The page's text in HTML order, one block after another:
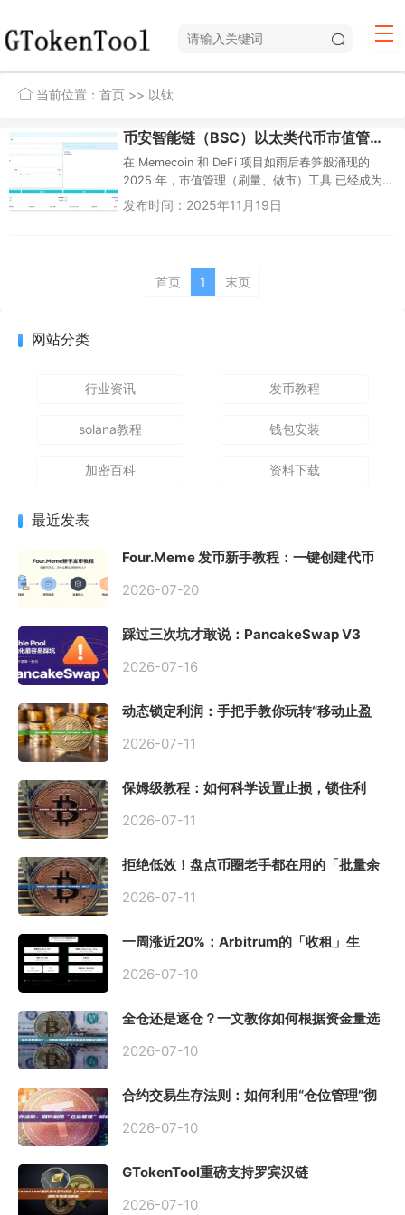
当前位置： 首页 >> 以钛
币安智能链（BSC）以太类代币市值管理机器人重磅升级！GTokenTool MarketBot 新版来袭
在 Memecoin 和 DeFi 项目如雨后春笋般涌现的
2025 年，市值管理（刷量、做市）工具 已经成为
项目方、上币团队和 KOL 必备的核心武器。近
发布时间：2025年11月19日
首页 1 末页
网站分类
行业资讯 发币教程
solana教程 钱包安装
加密百科 资料下载
最近发表
Four.Meme 发币新手教程：一键创建代币
2026-07-20
踩过三次坑才敢说：PancakeSwap V3
初始化
2026-07-16
动态锁定利润：手把手教你玩转“移动止盈
2026-07-11
保姆级教程：如何科学设置止损，锁住利
2026-07-11
拒绝低效！盘点币圈老手都在用的「批量余
2026-07-11
一周涨近20%：Arbitrum的「收租」生
2026-07-10
全仓还是逐仓？一文教你如何根据资金量选
2026-07-10
合约交易生存法则：如何利用“仓位管理”彻
2026-07-10
GTokenTool重磅支持罗宾汉链
2026-07-10